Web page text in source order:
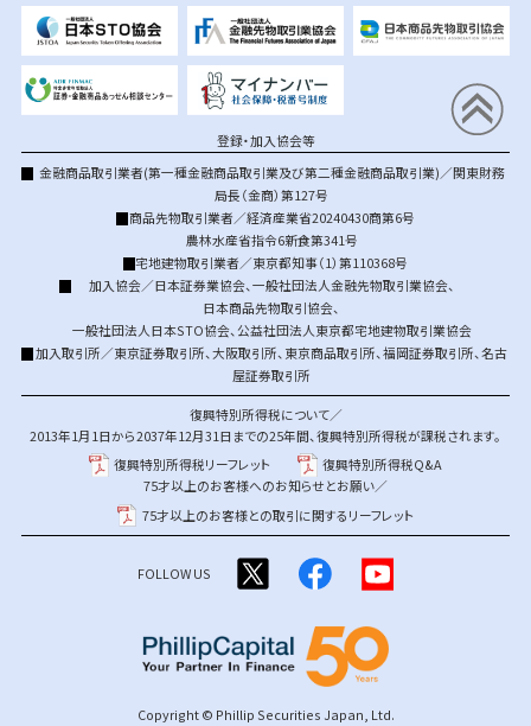
登録・加入協会等
金融商品取引業者(第一種金融商品取引業及び第二種金融商品取引業)／関東財務
局長（金商）第127号
商品先物取引業者／経済産業省20240430商第6号
農林水産省指令6新食第341号
宅地建物取引業者／東京都知事（1）第110368号
加入協会／日本証券業協会、一般社団法人金融先物取引業協会、
日本商品先物取引協会、
一般社団法人日本STO協会、公益社団法人東京都宅地建物取引業協会
加入取引所／東京証券取引所、大阪取引所、 東京商品取引所、福岡証券取引所、名古
屋証券取引所
復興特別所得税について／
2013年1月1日から2037年12月31日までの25年間、復興特別所得税が課税されます。
復興特別所得税リーフレット
復興特別所得税Q&A
75才以上のお客様へのお知らせとお願い／
75才以上のお客様との取引に関するリーフレット
FOLLOW US
Copyright © Phillip Securities Japan, Ltd.